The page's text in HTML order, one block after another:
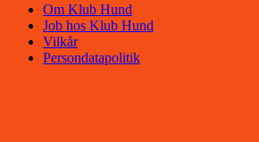
Om Klub Hund
Job hos Klub Hund
Vilkår
Persondatapolitik